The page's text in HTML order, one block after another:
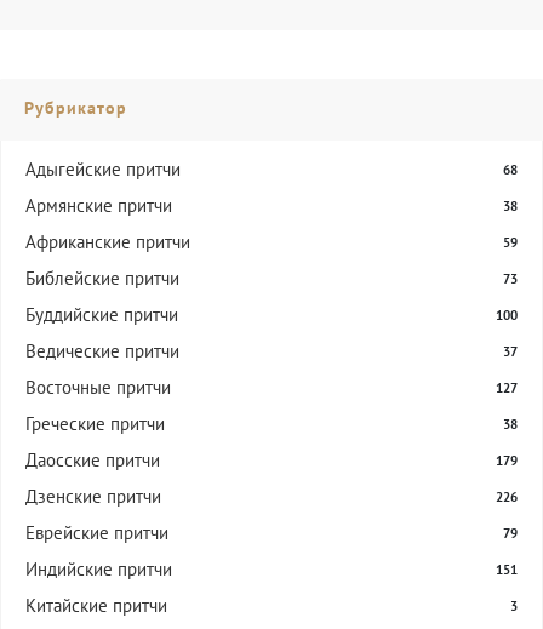
Рубрикатор
Адыгейские притчи 68
Армянские притчи 38
Африканские притчи 59
Библейские притчи 73
Буддийские притчи 100
Ведические притчи 37
Восточные притчи 127
Греческие притчи 38
Даосские притчи 179
Дзенские притчи 226
Еврейские притчи 79
Индийские притчи 151
Китайские притчи 3